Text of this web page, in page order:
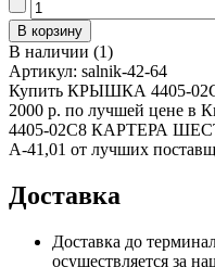
В наличии (1)
Артикул: salnik-42-64
Купить КРЫШКА 4405-
2000 р. по лучшей цене в
4405-02С8 КАРТЕРА
А-41,01 от лучших
Доставка
Доставка до
осуществляется за